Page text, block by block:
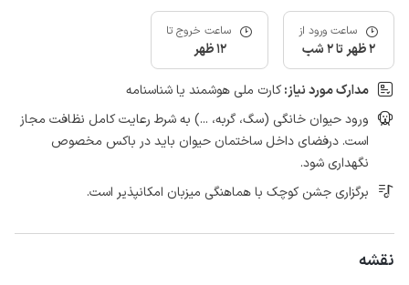
ساعت ورود از
2 ظهر تا 2 شب
ساعت خروج تا
12 ظهر
مدارک مورد نیاز:کارت ملی هوشمند یا شناسنامه
ورود حیوان خانگی (سگ، گربه، ...) به شرط رعایت کامل نظافت مجاز
است. درفضای داخل ساختمان حیوان باید در باکس مخصوص
نگهداری شود.
برگزاری جشن کوچک با هماهنگی میزبان امکانپذیر است.
نقشه